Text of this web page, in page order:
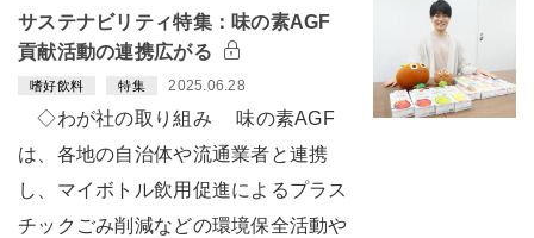
サステナビリティ特集：味の素AGF
貢献活動の連携広がる
嗜好飲料 特集 2025.06.28
◇わが社の取り組み 味の素AGF
は、各地の自治体や流通業者と連携
し、マイボトル飲用促進によるプラス
チックごみ削減などの環境保全活動や